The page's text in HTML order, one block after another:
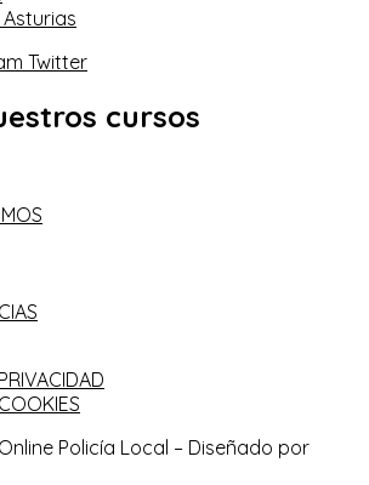
Asturias
Twitter
cursos
Policía Local – Diseñado por